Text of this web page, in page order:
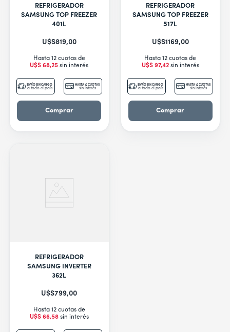
REFRIGERADOR
SAMSUNG TOP FREEZER
401L
U$S819,00
Hasta 12 cuotas de
U$S 68,25 sin interés
ENVÍO SIN CARGO
a todo el país
HASTA 12 CUOTAS
sin interés
Comprar
REFRIGERADOR
SAMSUNG TOP FREEZER
517L
U$S1169,00
Hasta 12 cuotas de
U$S 97,42sin interés
ENVÍO SIN CARGO
a todo el país
HASTA 12 CUOTAS
sin interés
Comprar
REFRIGERADOR
SAMSUNG INVERTER
362L
U$S799,00
Hasta 12 cuotas de
U$S 66,58sin interés